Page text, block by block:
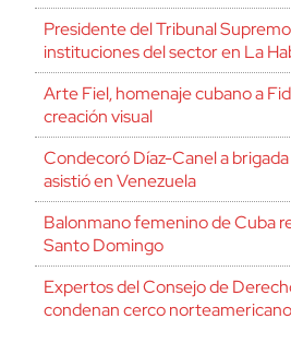
Presidente del Tribunal
instituciones del sector en La
Arte Fiel, homenaje cubano a
creación visual
Condecoró Díaz-Canel a
asistió en Venezuela
Balonmano femenino de Cuba
Santo Domingo
Expertos del Consejo de
condenan cerco